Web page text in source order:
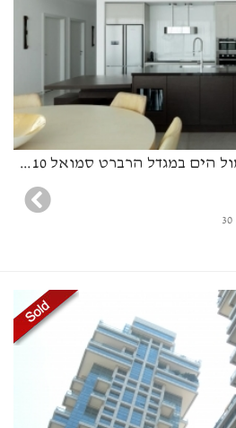
דירה יפיפייה למכירה מול הים במגדל הרברט סמואל 10 תל אביב